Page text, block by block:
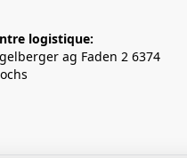
logistique:
ag Faden 2 6374